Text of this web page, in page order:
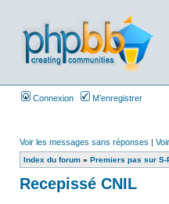
Connexion M’enregistrer
Voir les messages sans réponses |
Index du forum » Premiers pas sur S-
Recepissé CNIL